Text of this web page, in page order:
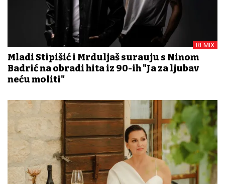
REMIX
Mladi Stipišić i Mrduljaš surađuju s Ninom
Badrić na obradi hita iz 90-ih "Ja za ljubav
neću moliti"